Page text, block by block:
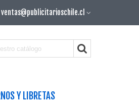
ventas@publicitarioschile.cl
Y LIBRETAS